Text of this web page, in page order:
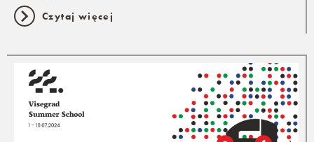
Czytaj więcej